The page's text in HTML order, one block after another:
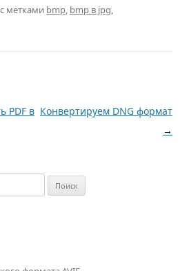
с метками bmp bmp в jpg
PDF в Конвертируем DNG формат
→